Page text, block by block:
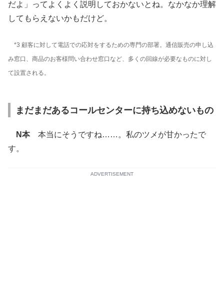
だよ」ってよくよく説明しておかないとね。なかなか理解
してもらえないかもだけど。
*3 顧客に対して電話での応対をするための専門の部署。通信販売の申し込
み窓口、商品のお客様問い合わせ窓口など、多くの回線が必要なものに対し
て設置される。
まだまだあるコールセンターに持ち込めないもの
N本 本当にそうですね……。私のツメが甘かったで
す。
ADVERTISEMENT